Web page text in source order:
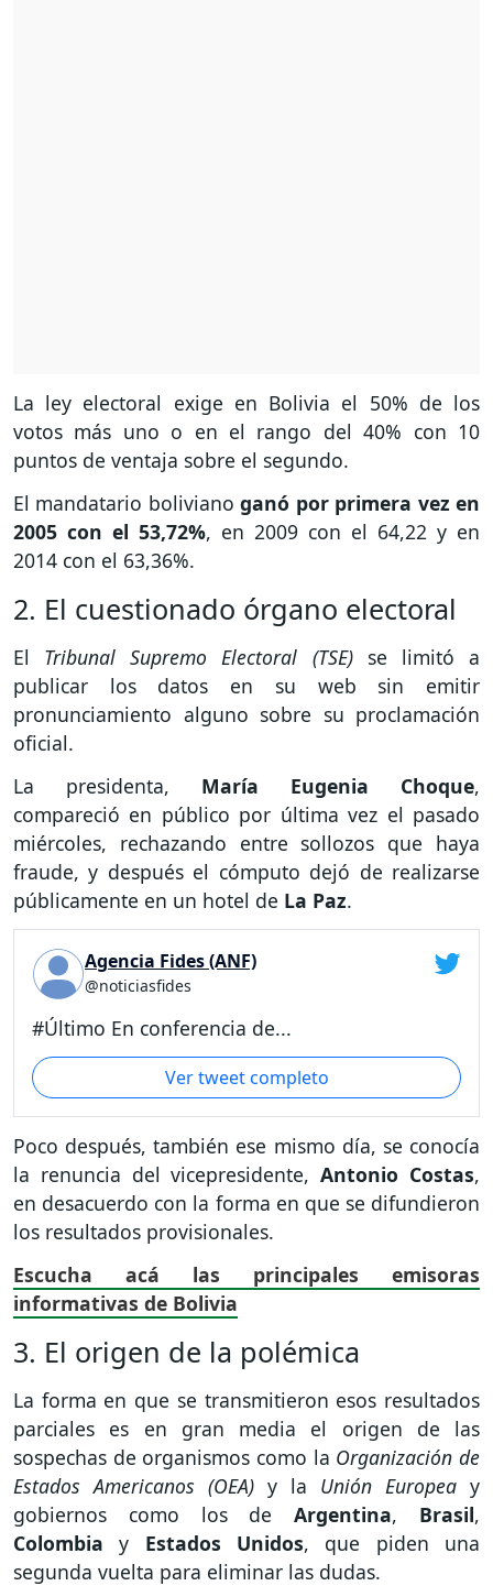
La ley electoral exige en Bolivia el 50% de los
votos más uno o en el rango del 40% con 10
puntos de ventaja sobre el segundo.
El mandatario bolivianoganó por primera vez en
2005 con el 53,72%, en 2009 con el 64,22 y en
2014 con el 63,36%.
2. El cuestionado órgano electoral
El Tribunal Supremo Electoral (TSE) se limitó a
publicar los datos en su web sin emitir
pronunciamiento alguno sobre su proclamación
oficial.
La presidenta, María Eugenia Choque,
compareció en público por última vez el pasado
miércoles, rechazando entre sollozos que haya
fraude, y después el cómputo dejó de realizarse
públicamente en un hotel de La Paz.
Agencia Fides (ANF)
@noticiasfides
#Último En conferencia de...
Ver tweet completo
Poco después, también ese mismo día, se conocía
la renuncia del vicepresidente,Antonio Costas,
en desacuerdo con la forma en que se difundieron
los resultados provisionales.
Escucha acá las principales emisoras
informativas de Bolivia
3. El origen de la polémica
La forma en que se transmitieron esos resultados
parciales es en gran media el origen de las
sospechas de organismos como la Organización de
Estados Americanos (OEA) y la Unión Europea y
gobiernos como los deArgentina, Brasil,
Colombiay Estados Unidos, que piden una
segunda vuelta para eliminar las dudas.